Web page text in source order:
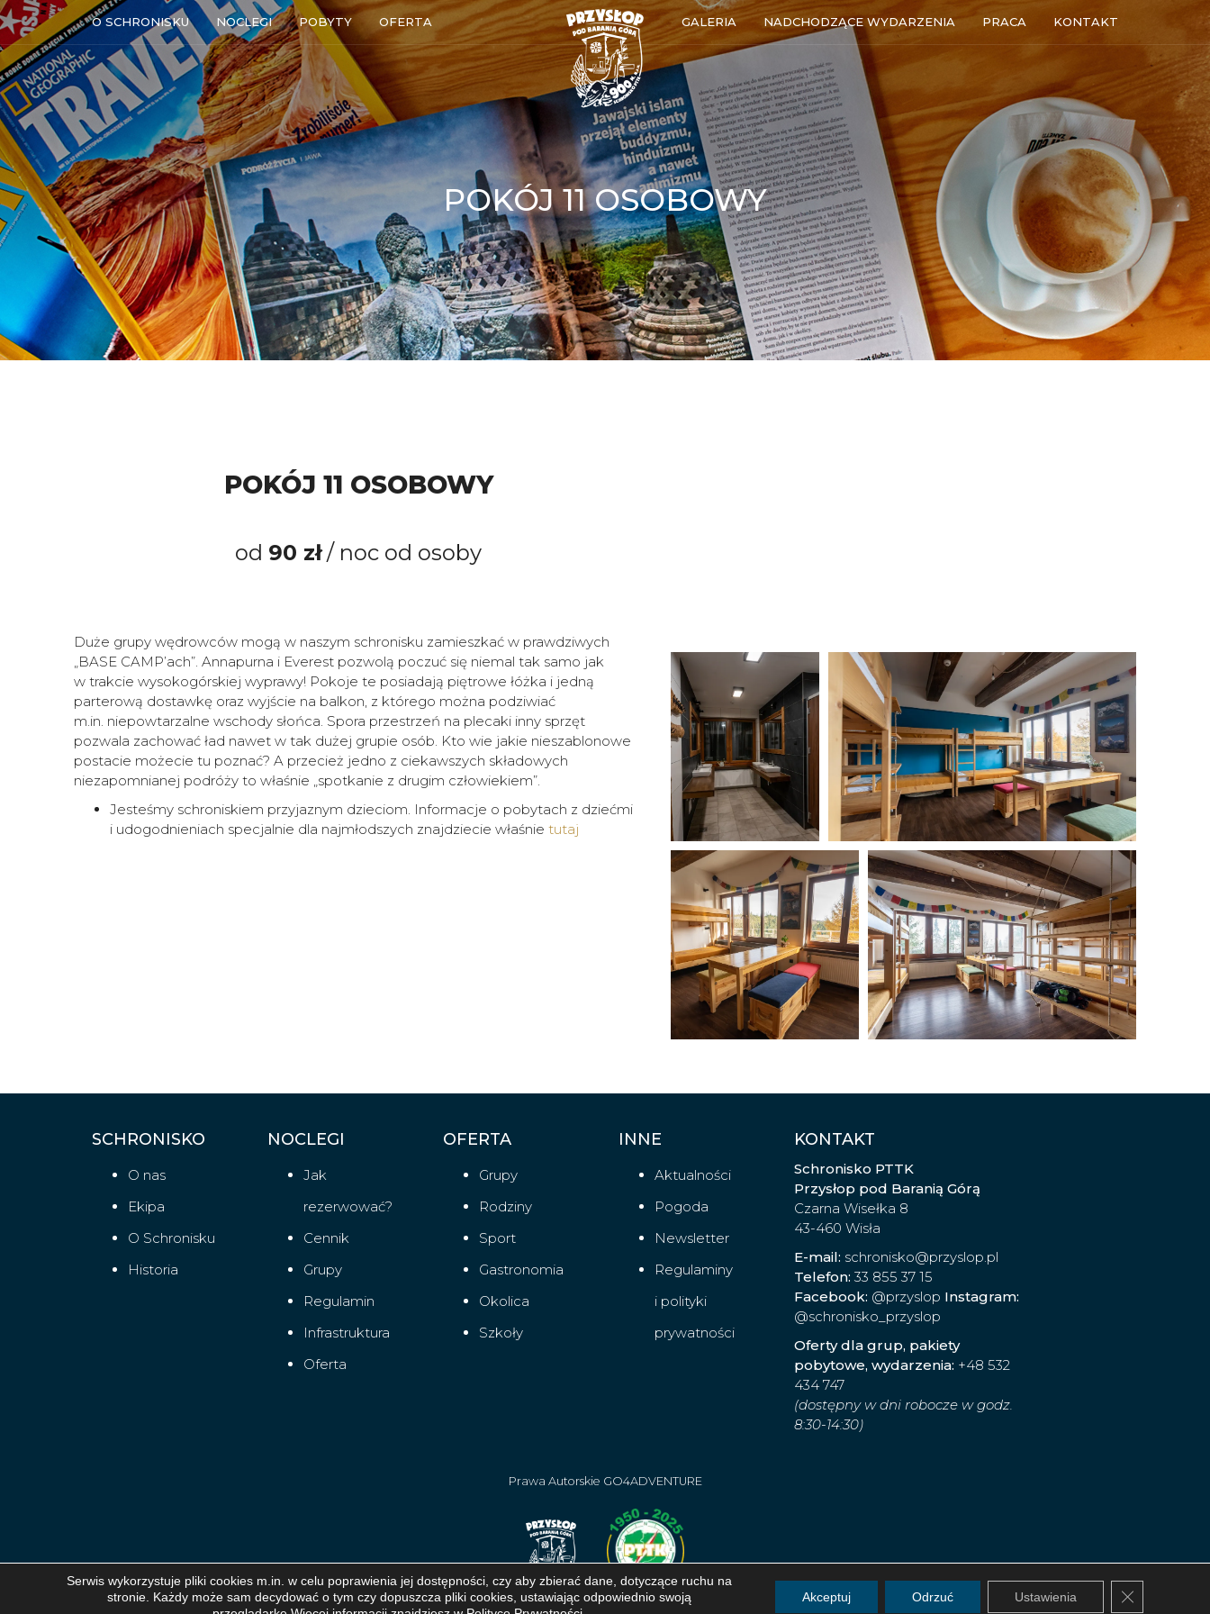
O SCHRONISKU NOCLEGI POBYTY OFERTA GALERIA NADCHODZĄCE WYDARZENIA PRACA KONTAKT
POKÓJ 11 OSOBOWY
POKÓJ 11 OSOBOWY
od 90 zł/ noc od osoby
Duże grupy wędrowców mogą w naszym schronisku zamieszkać w prawdziwych
„BASE CAMP’ach”. Annapurna i Everest pozwolą poczuć się niemal tak samo jak
w trakcie wysokogórskiej wyprawy! Pokoje te posiadają piętrowe łóżka i jedną
parterową dostawkę oraz wyjście na balkon, z którego można podziwiać
m.in. niepowtarzalne wschody słońca. Spora przestrzeń na plecaki inny sprzęt
pozwala zachować ład nawet w tak dużej grupie osób. Kto wie jakie nieszablonowe
postacie możecie tu poznać? A przecież jedno z ciekawszych składowych
niezapomnianej podróży to właśnie „spotkanie z drugim człowiekiem”.
Jesteśmy schroniskiem przyjaznym dzieciom. Informacje o pobytach z dziećmi
i udogodnieniach specjalnie dla najmłodszych znajdziecie właśnietutaj
SCHRONISKO
O nas
Ekipa
O Schronisku
Historia
NOCLEGI
Jak
rezerwować?
Cennik
Grupy
Regulamin
Infrastruktura
Oferta
OFERTA
Grupy
Rodziny
Sport
Gastronomia
Okolica
Szkoły
INNE
Aktualności
Pogoda
Newsletter
Regulaminy
i polityki
prywatności
KONTAKT
Schronisko PTTK
Przysłop pod Baranią Górą
Czarna Wisełka 8
43-460 Wisła
E-mail: schronisko@przyslop.pl
Telefon: 33 855 37 15
Facebook: @przyslop Instagram:
@schronisko_przyslop
Oferty dla grup, pakiety
pobytowe, wydarzenia: +48 532
434 747
(dostępny w dni robocze w godz.
8:30-14:30)
Prawa Autorskie GO4ADVENTURE
Serwis wykorzystuje pliki cookies m.in. w celu poprawienia jej dostępności, czy aby zbierać dane, dotyczące ruchu na
stronie. Każdy może sam decydować o tym czy dopuszcza pliki cookies, ustawiając odpowiednio swoją
Akceptuj Odrzuć Ustawienia Zamknij